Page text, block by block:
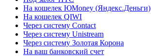
На кошелек ЮMoney (Яндекс.Деньги)
На кошелек QIWI
Через систему Contact
Через систему Unistream
Через систему Золотая Корона
На ваш банковский счет